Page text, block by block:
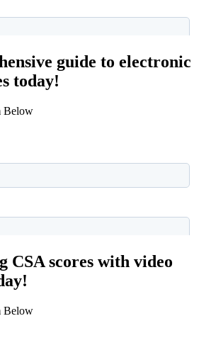
guide to electronic
today!
Below
CSA scores with video
Below